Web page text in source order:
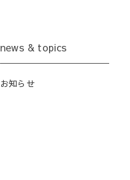
news & topics
お知らせ